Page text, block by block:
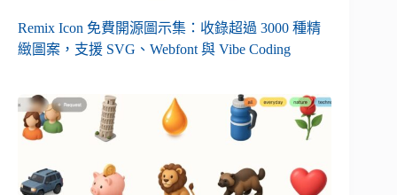
Remix Icon 免費開源圖示集：收錄超過 3000 種精
緻圖案，支援 SVG、Webfont 與 Vibe Coding